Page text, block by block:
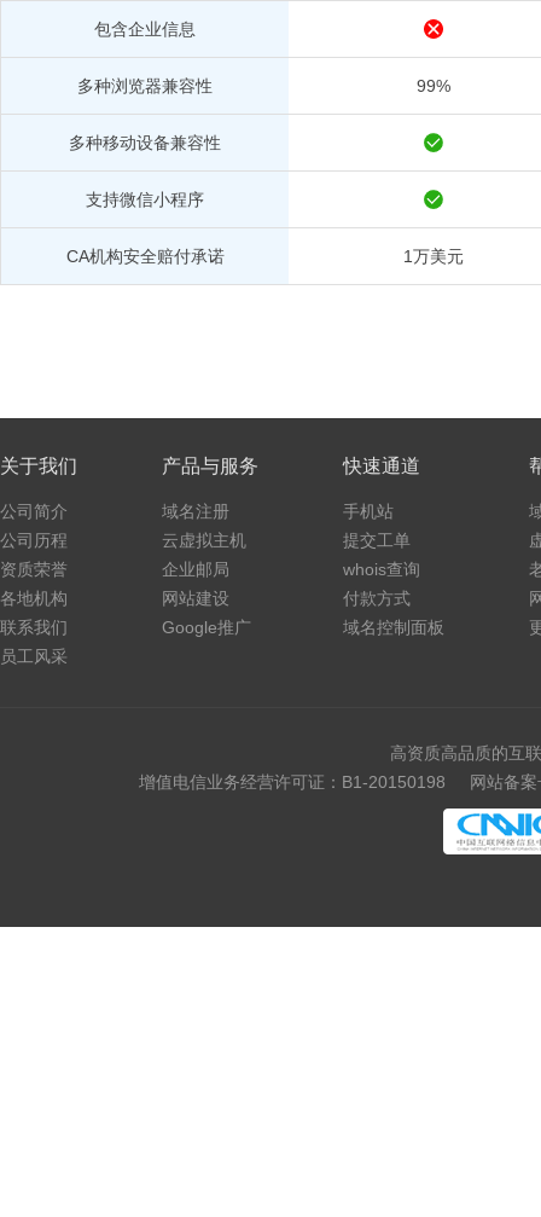
包含企业信息
多种浏览器兼容性 99%
多种移动设备兼容性
支持微信小程序
CA机构安全赔付承诺 1万美元
关于我们
公司简介
公司历程
资质荣誉
各地机构
联系我们
员工风采
产品与服务
域名注册
云虚拟主机
企业邮局
网站建设
Google推广
快速通道
手机站
提交工单
whois查询
付款方式
域名控制面板
高资质高品质的互
增值电信业务经营许可证：B1-20150198
网站备